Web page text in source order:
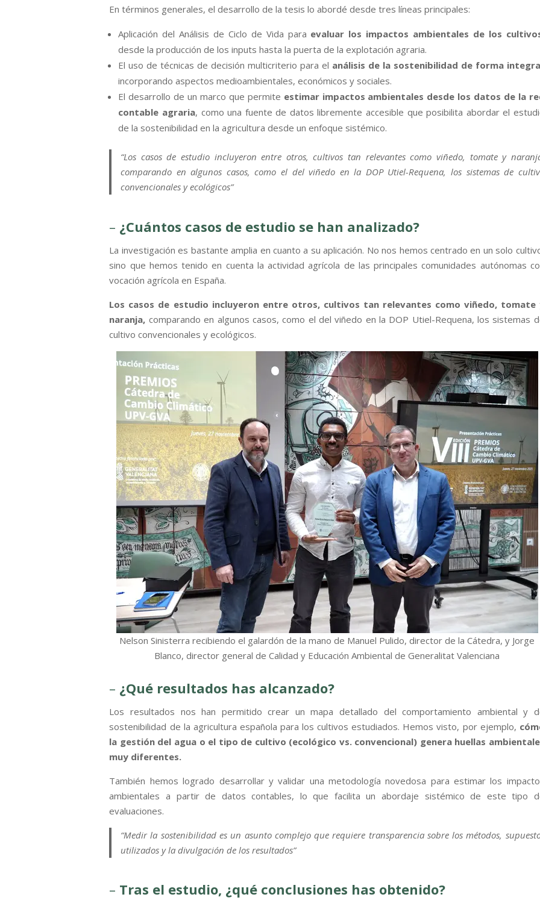
En términos generales, el desarrollo de la tesis lo abordé desde tres líneas principales:
Aplicación del Análisis de Ciclo de Vida para evaluar los impactos ambientales de los
desde la producción de los inputs hasta la puerta de la explotación agraria.
El uso de técnicas de decisión multicriterio para el análisis de la sostenibilidad de forma integra
incorporando aspectos medioambientales, económicos y sociales.
El desarrollo de un marco que permite estimar impactos ambientales desde los datos de la
contable agraria, como una fuente de datos libremente accesible que posibilita abordar el
de la sostenibilidad en la agricultura desde un enfoque sistémico.
“Los casos de estudio incluyeron entre otros, cultivos tan relevantes como viñedo, tomate y
comparando en algunos casos, como el del viñedo en la DOP Utiel-Requena, los sistemas de
convencionales y ecológicos”
– ¿Cuántos casos de estudio se han analizado?
La investigación es bastante amplia en cuanto a su aplicación. No nos hemos centrado en un solo
sino que hemos tenido en cuenta la actividad agrícola de las principales comunidades autónomas
vocación agrícola en España.
Los casos de estudio incluyeron entre otros, cultivos tan relevantes como viñedo, tomate
naranja, comparando en algunos casos, como el del viñedo en la DOP Utiel-Requena, los sistemas
cultivo convencionales y ecológicos.
Nelson Sinisterra recibiendo el galardón de la mano de Manuel Pulido, director de la Cátedra, y Jorge
Blanco, director general de Calidad y Educación Ambiental de Generalitat Valenciana
– ¿Qué resultados has alcanzado?
Los resultados nos han permitido crear un mapa detallado del comportamiento ambiental y
sostenibilidad de la agricultura española para los cultivos estudiados. Hemos visto, por ejemplo,
la gestión del agua o el tipo de cultivo (ecológico vs. convencional) genera huellas
muy diferentes.
También hemos logrado desarrollar y validar una metodología novedosa para estimar los
ambientales a partir de datos contables, lo que facilita un abordaje sistémico de este tipo
evaluaciones.
“Medir la sostenibilidad es un asunto complejo que requiere transparencia sobre los métodos,
utilizados y la divulgación de los resultados”
– Tras el estudio, ¿qué conclusiones has obtenido?